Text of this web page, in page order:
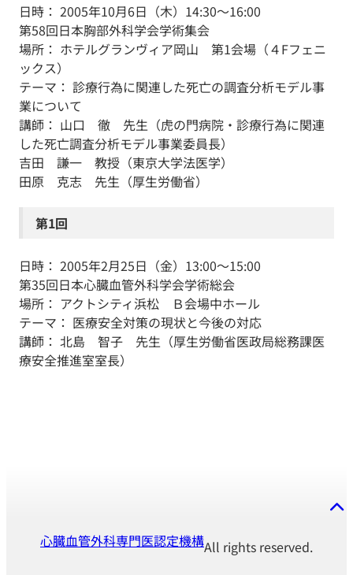
日時： 2005年10月6日（木）14:30～16:00
第58回日本胸部外科学会学術集会
場所： ホテルグランヴィア岡山 第1会場（４Fフェニ
ックス）
テーマ： 診療行為に関連した死亡の調査分析モデル事
業について
講師： 山口 徹 先生（虎の門病院・診療行為に関連
した死亡調査分析モデル事業委員長）
吉田 謙一 教授（東京大学法医学）
田原 克志 先生（厚生労働省）
第1回
日時： 2005年2月25日（金）13:00～15:00
第35回日本心臓血管外科学会学術総会
場所： アクトシティ浜松 Ｂ会場中ホール
テーマ： 医療安全対策の現状と今後の対応
講師： 北島 智子 先生（厚生労働省医政局総務課医
療安全推進室室長）
心臓血管外科専門医認定機構All rights reserved.